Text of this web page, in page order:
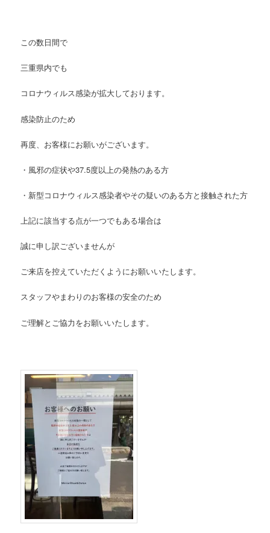
この数日間で
三重県内でも
コロナウィルス感染が拡大しております。
感染防止のため
再度、お客様にお願いがございます。
・風邪の症状や37.5度以上の発熱のある方
・新型コロナウィルス感染者やその疑いのある方と接触された方
上記に該当する点が一つでもある場合は
誠に申し訳ございませんが
ご来店を控えていただくようにお願いいたします。
スタッフやまわりのお客様の安全のため
ご理解とご協力をお願いいたします。